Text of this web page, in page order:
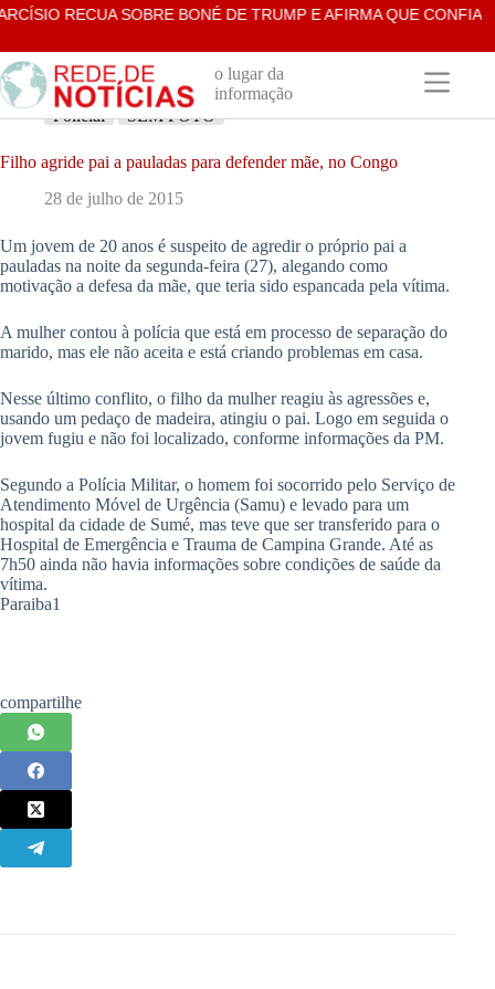
Pular
o
conteúdo
RECUA SOBRE BONÉ DE TRUMP E AFIRMA QUE CONFIA
o lugar da
informação
Policial
SEM FOTO
Filho agride pai a pauladas para defender mãe, no Congo
28 de julho de 2015
Um jovem de 20 anos é suspeito de agredir o próprio pai a
pauladas na noite da segunda-feira (27), alegando como
motivação a defesa da mãe, que teria sido espancada pela vítima.
A mulher contou à polícia que está em processo de separação do
marido, mas ele não aceita e está criando problemas em casa.
Nesse último conflito, o filho da mulher reagiu às agressões e,
usando um pedaço de madeira, atingiu o pai. Logo em seguida o
jovem fugiu e não foi localizado, conforme informações da PM.
Segundo a Polícia Militar, o homem foi socorrido pelo Serviço de
Atendimento Móvel de Urgência (Samu) e levado para um
hospital da cidade de Sumé, mas teve que ser transferido para o
Hospital de Emergência e Trauma de Campina Grande. Até as
7h50 ainda não havia informações sobre condições de saúde da
vítima.
Paraiba1
compartilhe